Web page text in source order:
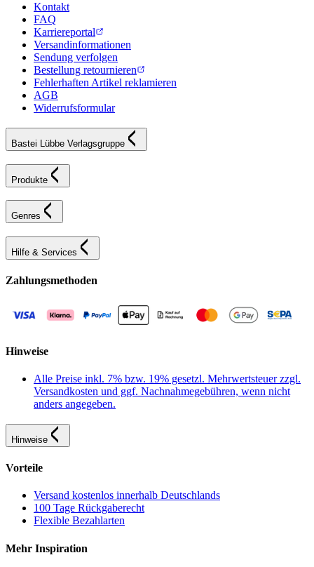
Kontakt
FAQ
Karriereportal
Versandinformationen
Sendung verfolgen
Bestellung retournieren
Fehlerhaften Artikel reklamieren
AGB
Widerrufsformular
Bastei Lübbe Verlagsgruppe
Produkte
Genres
Hilfe & Services
Zahlungsmethoden
Hinweise
Alle Preise inkl. 7% bzw. 19% gesetzl. Mehrwertsteuer zzgl.
Versandkosten und ggf. Nachnahmegebühren, wenn nicht
anders angegeben.
Hinweise
Vorteile
Versand kostenlos innerhalb Deutschlands
100 Tage Rückgaberecht
Flexible Bezahlarten
Mehr Inspiration